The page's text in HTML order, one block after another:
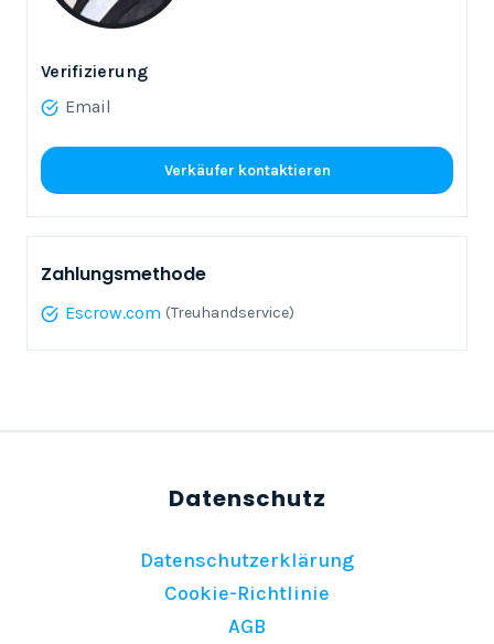
Verifizierung
Email
Verkäufer kontaktieren
Zahlungsmethode
Escrow.com (Treuhandservice)
Datenschutzerklärung
Cookie-Richtlinie
AGB